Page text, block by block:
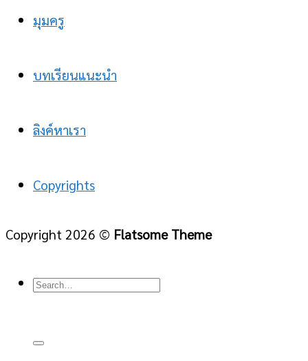
มุมครู
บทเรียนแนะนำ
ลิงค์หาเรา
Copyrights
Copyright 2026 © Flatsome Theme